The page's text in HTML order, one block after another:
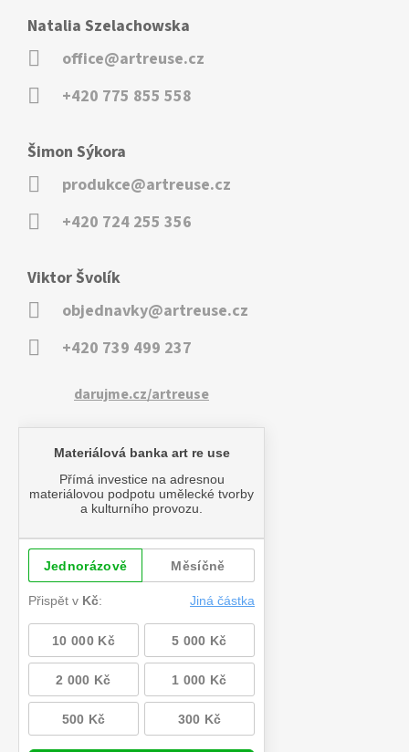
Natalia Szelachowska
office@artreuse.cz
+420 775 855 558
Šimon Sýkora
produkce@artreuse.cz
+420 724 255 356
Viktor Švolík
objednavky@artreuse.cz
+420 739 499 237
darujme.cz/artreuse